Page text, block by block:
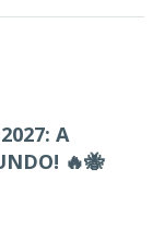
A
🔥🐝